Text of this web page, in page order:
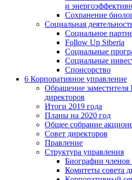
и
Сохранение
Социальная
Социальное
Follow Up Siberia
Социальные
Социальные
Спонсорство
6 Корпоративное управление
Обращение заместителя
директоров
Итоги 2019 года
Планы на 2020 год
Общее собрание
Совет директоров
Правление
Структура управления
Биографии членов
Комитеты совета